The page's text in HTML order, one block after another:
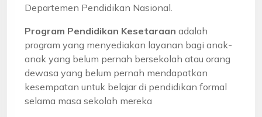
Departemen Pendidikan Nasional.
Program Pendidikan Kesetaraan adalah
program yang menyediakan layanan bagi anak-
anak yang belum pernah bersekolah atau orang
dewasa yang belum pernah mendapatkan
kesempatan untuk belajar di pendidikan formal
selama masa sekolah mereka